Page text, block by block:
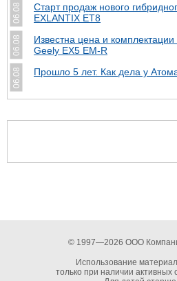
06.08
Старт продаж нового
EXLANTIX ET8
06.08
Известна цена и
Geely EX5 EM-R
06.08 Прошло 5 лет. Как дела у
© 1997—2026 ООО
Использование
только при наличии активных